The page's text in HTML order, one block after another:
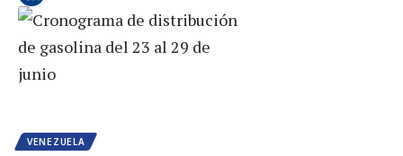
VENEZUELA